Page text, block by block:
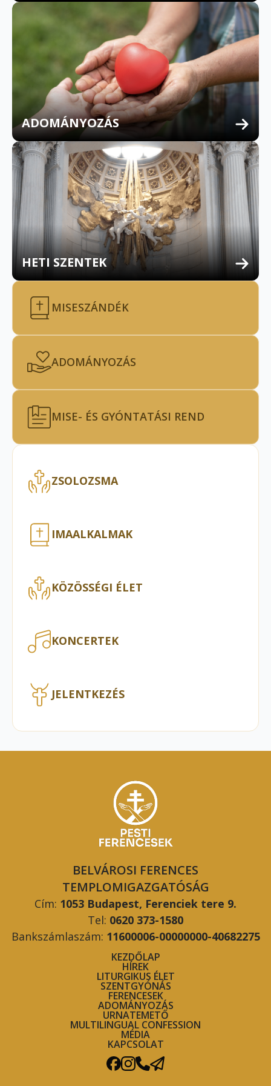
ADOMÁNYOZÁS
HETI SZENTEK
MISESZÁNDÉK
ADOMÁNYOZÁS
MISE- ÉS GYÓNTATÁSI REND
ZSOLOZSMA
IMAALKALMAK
KÖZÖSSÉGI ÉLET
KONCERTEK
JELENTKEZÉS
BELVÁROSI FERENCES
TEMPLOMIGAZGATÓSÁG
Cím: 1053 Budapest, Ferenciek tere 9.
Tel: 0620 373-1580
Bankszámlaszám: 11600006-00000000-40682275
KEZDŐLAP
HÍREK
LITURGIKUS ÉLET
SZENTGYÓNÁS
FERENCESEK
ADOMÁNYOZÁS
URNATEMETŐ
MULTILINGUAL CONFESSION
MÉDIA
KAPCSOLAT